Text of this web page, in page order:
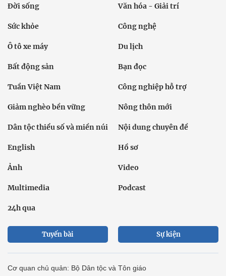
Đời sống Văn hóa - Giải trí
Sức khỏe Công nghệ
Ô tô xe máy Du lịch
Bất động sản Bạn đọc
Tuần Việt Nam Công nghiệp hỗ trợ
Giảm nghèo bền vững Nông thôn mới
Dân tộc thiểu số và miền núi Nội dung chuyên đề
English Hồ sơ
Ảnh Video
Multimedia Podcast
24h qua
Tuyến bài Sự kiện
Cơ quan chủ quản: Bộ Dân tộc và Tôn giáo